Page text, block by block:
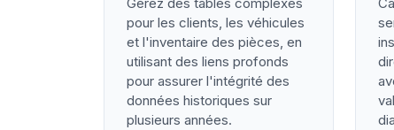
pour les clients, les véhicules
et l'inventaire des pièces, en
utilisant des liens profonds
pour assurer l'intégrité des
données historiques sur
plusieurs années.